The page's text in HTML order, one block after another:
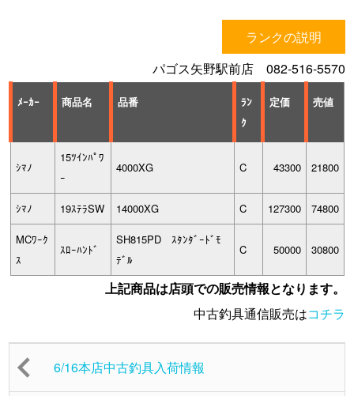
ランクの説明
パゴス矢野駅前店 082-516-5570
ﾒｰｶｰ 商品名 品番
ﾗﾝ
ｸ
定価 売値
ｼﾏﾉ
15ﾂｲﾝﾊﾟﾜ
ｰ
4000XG C 43300 21800
ｼﾏﾉ 19ｽﾃﾗSW 14000XG C 127300 74800
MCﾜｰｸ
ｽ
ｽﾛｰﾊﾝﾄﾞ
SH815PD ｽﾀﾝﾀﾞｰﾄﾞﾓ
ﾃﾞﾙ
C 50000 30800
上記商品は店頭での販売情報となります。
中古釣具通信販売はコチラ
6/16本店中古釣具入荷情報